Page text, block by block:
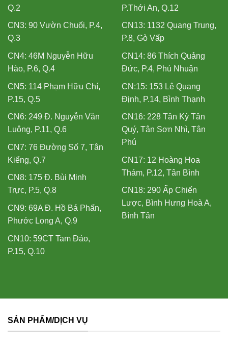
Q.2
CN3: 90 Vườn Chuối, P.4,
Q.3
CN4: 46M Nguyễn Hữu
Hào, P.6, Q.4
CN5: 114 Phạm Hữu Chí,
P.15, Q.5
CN6: 249 Đ. Nguyễn Văn
Luông, P.11, Q.6
CN7: 76 Đường Số 7, Tân
Kiểng, Q.7
CN8: 175 Đ. Bùi Minh
Trực, P.5, Q.8
CN9: 69A Đ. Hồ Bá Phấn,
Phước Long A, Q.9
CN10: 59CT Tam Đảo,
P.15, Q.10
P.Thới An, Q.12
CN13: 1132 Quang Trung,
P.8, Gò Vấp
CN14: 86 Thích Quảng
Đức, P.4, Phú Nhuận
CN:15: 153 Lê Quang
Định, P.14, Bình Thạnh
CN16: 228 Tân Kỳ Tân
Quý, Tân Sơn Nhì, Tân
Phú
CN17: 12 Hoàng Hoa
Thám, P.12, Tân Bình
CN18: 290 Ấp Chiến
Lược, Bình Hưng Hoà A,
Bình Tân
SẢN PHẨM/DỊCH VỤ